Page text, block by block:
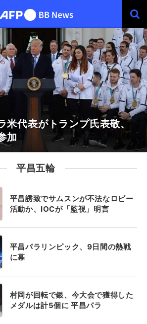
米代表がトランプ氏表敬、
加
平昌五輪
平昌誘致でサムスンが不法なロビー
活動か、IOCが「監視」明言
平昌パラリンピック、9日間の熱戦
に幕
村岡が回転で銀、今大会で獲得した
メダルは計5個に 平昌パラ